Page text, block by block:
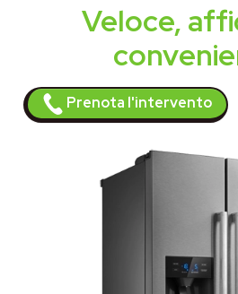
Veloce,
Prenota l'intervento